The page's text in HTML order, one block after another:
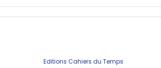
Editions Cahiers du Temps